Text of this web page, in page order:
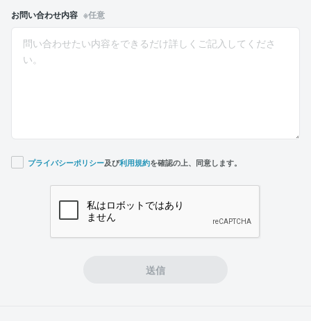
お問い合わせ内容 ※任意
プライバシーポリシー及び利用規約を確認の上、同意します。
送信